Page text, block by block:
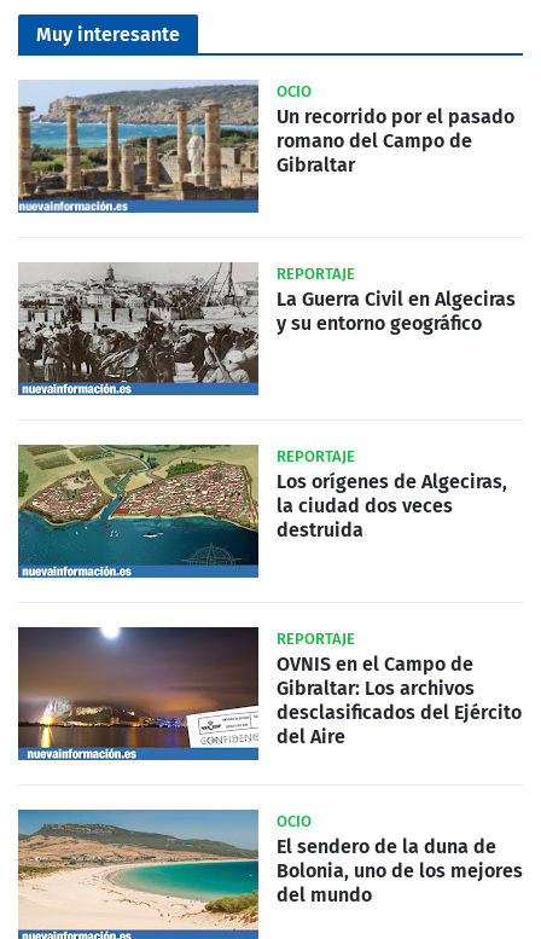
Muy interesante
OCIO
Un recorrido por el pasado
romano del Campo de
Gibraltar
REPORTAJE
La Guerra Civil en Algeciras
y su entorno geográfico
REPORTAJE
Los orígenes de Algeciras,
la ciudad dos veces
destruida
REPORTAJE
OVNIS en el Campo de
Gibraltar: Los archivos
desclasificados del Ejército
del Aire
OCIO
El sendero de la duna de
Bolonia, uno de los mejores
del mundo